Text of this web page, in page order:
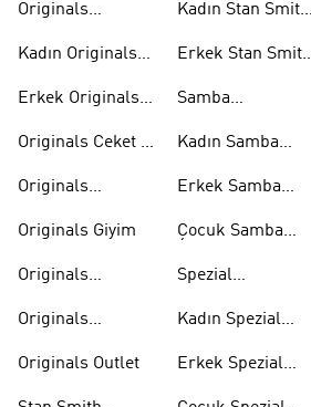
Originals
Kadın Originals
Erkek Originals
Originals Ceket &
Originals
Originals Giyim
Originals
Originals
Originals Outlet
Kadın Stan Smith
Erkek Stan Smith
Samba
Kadın Samba
Erkek Samba
Çocuk Samba
Spezial
Kadın Spezial
Erkek Spezial